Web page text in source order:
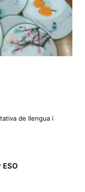
de llengua i
ESO